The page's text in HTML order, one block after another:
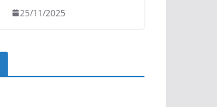
25/11/2025